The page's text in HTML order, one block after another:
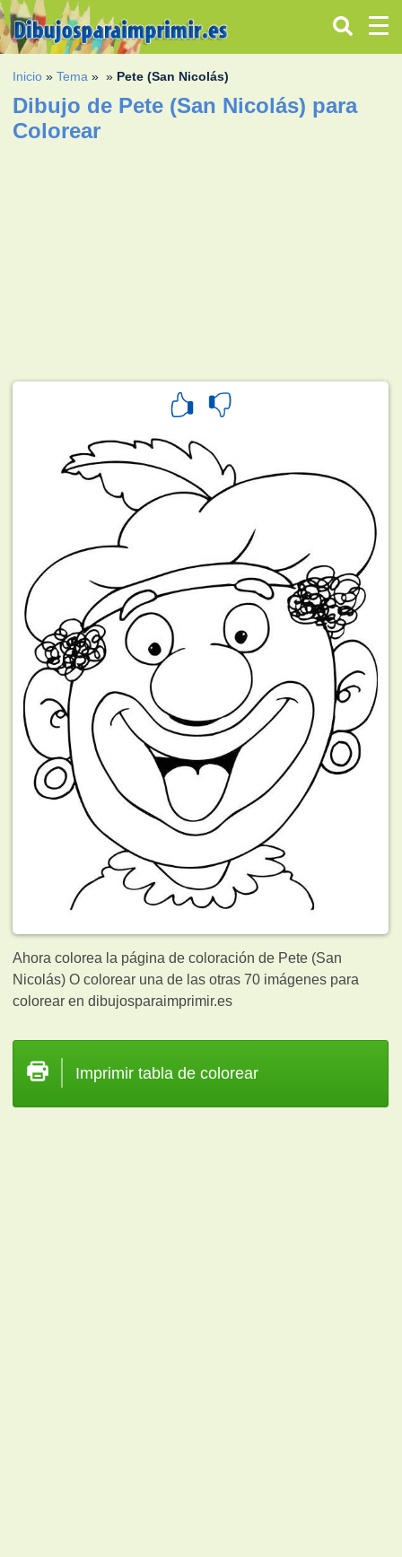
Inicio »Tema » » Pete (San Nicolás)
Dibujo de Pete (San Nicolás) para
Colorear
Ahora colorea la página de coloración de Pete (San
Nicolás) O colorear una de las otras 70 imágenes para
colorear en dibujosparaimprimir.es
Imprimir tabla de colorear